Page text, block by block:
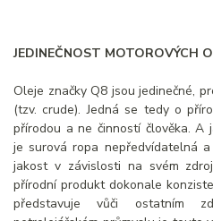
JEDINEČNOST MOTOROVÝCH
Oleje značky Q8 jsou jedinečné,
(tzv. crude). Jedná se tedy o
přírodou a ne činností člověka. A
je surová ropa nepředvídatelná
jakost v závislosti na svém
přírodní produkt dokonale
představuje vůči ostatním